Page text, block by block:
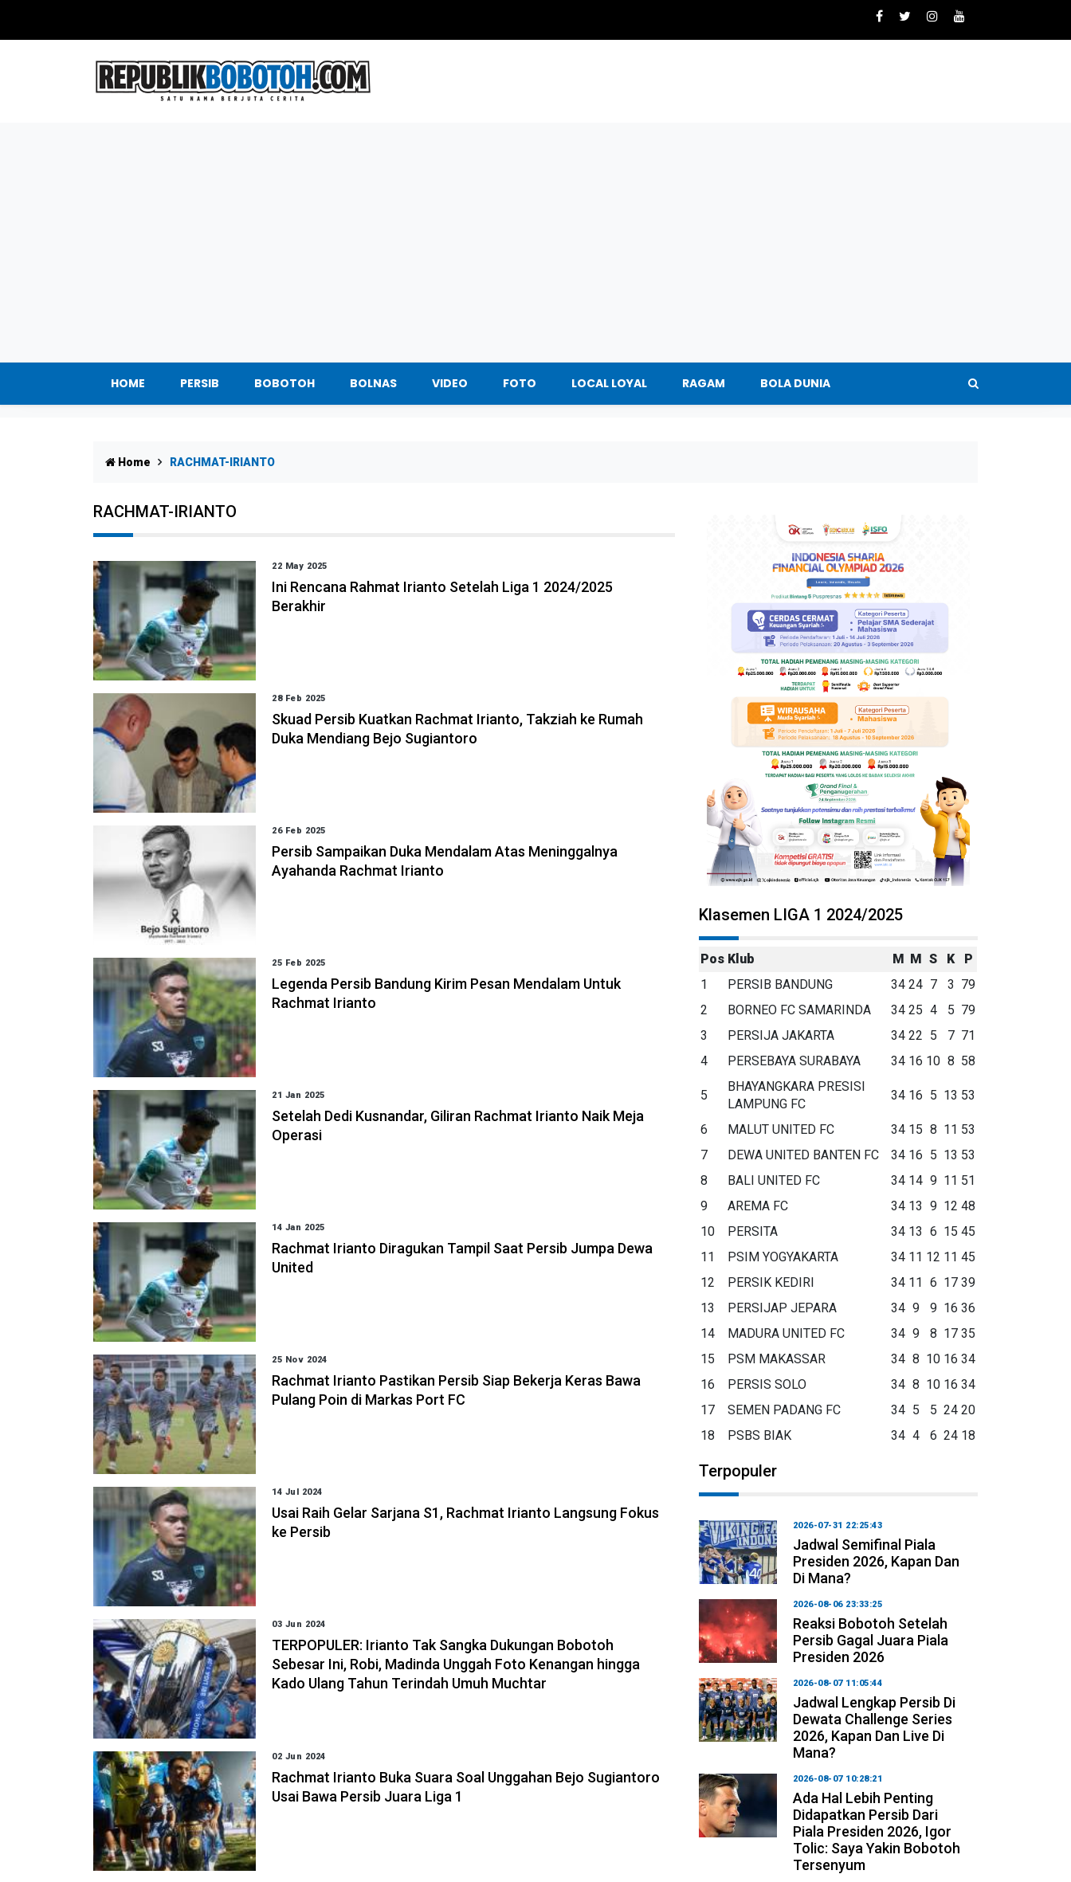
HOME PERSIB BOBOTOH BOLNAS VIDEO FOTO LOCAL LOYAL RAGAM BOLA DUNIA
Home RACHMAT-IRIANTO
RACHMAT-IRIANTO
22 May 2025
Ini Rencana Rahmat Irianto Setelah Liga 1 2024/2025
Berakhir
28 Feb 2025
Skuad Persib Kuatkan Rachmat Irianto, Takziah ke Rumah
Duka Mendiang Bejo Sugiantoro
26 Feb 2025
Persib Sampaikan Duka Mendalam Atas Meninggalnya
Ayahanda Rachmat Irianto
25 Feb 2025
Legenda Persib Bandung Kirim Pesan Mendalam Untuk
Rachmat Irianto
21 Jan 2025
Setelah Dedi Kusnandar, Giliran Rachmat Irianto Naik Meja
Operasi
14 Jan 2025
Rachmat Irianto Diragukan Tampil Saat Persib Jumpa Dewa
United
25 Nov 2024
Rachmat Irianto Pastikan Persib Siap Bekerja Keras Bawa
Pulang Poin di Markas Port FC
14 Jul 2024
Usai Raih Gelar Sarjana S1, Rachmat Irianto Langsung Fokus
ke Persib
03 Jun 2024
TERPOPULER: Irianto Tak Sangka Dukungan Bobotoh
Sebesar Ini, Robi, Madinda Unggah Foto Kenangan hingga
Kado Ulang Tahun Terindah Umuh Muchtar
02 Jun 2024
Rachmat Irianto Buka Suara Soal Unggahan Bejo Sugiantoro
Usai Bawa Persib Juara Liga 1
Klasemen LIGA 1 2024/2025
Pos Klub M M S K
P
1
PERSIB BANDUNG 34 24 7 3 79
2
BORNEO FC SAMARINDA 34 25 4 5 79
3
PERSIJA JAKARTA 34 22 5 7 71
4
PERSEBAYA SURABAYA 34 16 10 8 58
5
BHAYANGKARA PRESISI
LAMPUNG FC
34 16 5 13 53
6 MALUT UNITED FC 34 15 8 11 53
7
DEWA UNITED BANTEN FC 34 16 5 13 53
8
BALI UNITED FC 34 14 9 11 51
9
AREMA FC 34 13 9 12 48
10
PERSITA 34 13 6 15 45
11
PSIM YOGYAKARTA 34 11 12 11 45
12
PERSIK KEDIRI 34 11 6 17 39
13
PERSIJAP JEPARA 34 9 9 16 36
14
MADURA UNITED FC 34 9 8 17 35
15
PSM MAKASSAR 34 8 10 16 34
16
PERSIS SOLO 34 8 10 16 34
17
SEMEN PADANG FC 34 5 5 24 20
18
PSBS BIAK 34 4 6 24 18
Terpopuler
2026-07-31 22:25:43
Jadwal Semifinal Piala
Presiden 2026, Kapan Dan
Di Mana?
2026-08-06 23:33:25
Reaksi Bobotoh Setelah
Persib Gagal Juara Piala
Presiden 2026
2026-08-07 11:05:44
Jadwal Lengkap Persib Di
Dewata Challenge Series
2026, Kapan Dan Live Di
Mana?
2026-08-07 10:28:21
Ada Hal Lebih Penting
Didapatkan Persib Dari
Piala Presiden 2026, Igor
Tolic: Saya Yakin Bobotoh
Tersenyum